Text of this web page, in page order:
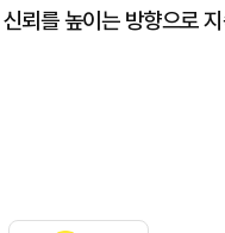
뢰를 높이는 방향으로